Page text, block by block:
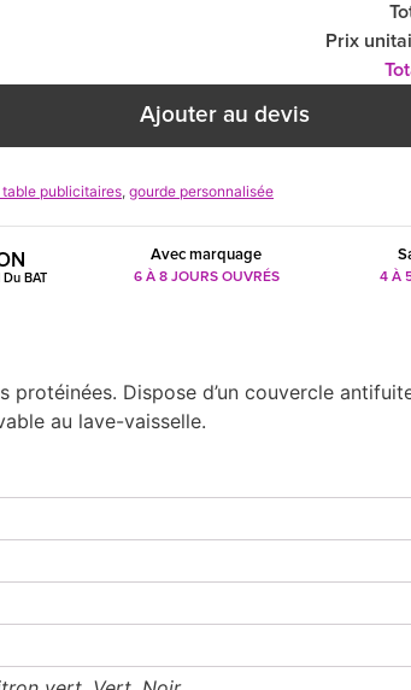
Prix
Ajouter au devis
table publicitaires, gourde personnalisée
BAT
Avec marquage
6 À 8 JOURS OUVRÉS 4 À
Dispose d’un couvercle
au lave-vaisselle.